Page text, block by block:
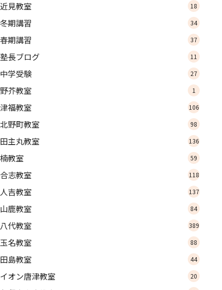
近見教室 18
冬期講習 34
春期講習 37
塾長ブログ 11
中学受験 27
野芥教室 1
津福教室 106
北野町教室 98
田主丸教室 136
楠教室 59
合志教室 118
人吉教室 137
山鹿教室 84
八代教室 389
玉名教室 88
田島教室 44
イオン唐津教室 20